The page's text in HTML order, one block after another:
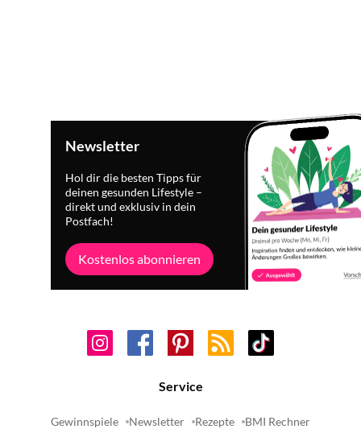
Newsletter
Hol dir die besten Tipps für
deinen gesunden Lifestyle –
direkt und exklusiv in dein
Postfach!
Kostenlos abonnieren
Service
Gewinnspiele Newsletter Rezepte BMI Rechner